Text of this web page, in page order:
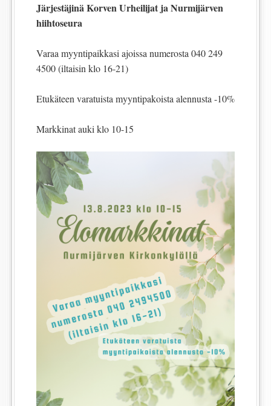
Järjestäjinä Korven Urheilijat ja Nurmijärven
hiihtoseura
Varaa myyntipaikkasi ajoissa numerosta 040 249
4500 (iltaisin klo 16-21)
Etukäteen varatuista myyntipakoista alennusta -10%
Markkinat auki klo 10-15